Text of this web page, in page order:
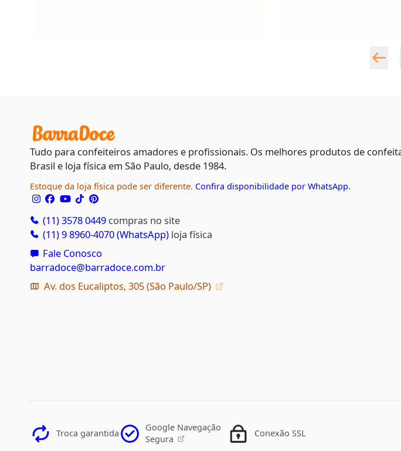
Tudo para confeiteiros amadores e profissionais. Os melhores produtos de
Brasil e loja física em São Paulo, desde 1984.
Estoque da loja física pode ser diferente. Confira disponibilidade por WhatsApp.
(11) 3578 0449 compras no site
(11) 9 8960-4070 (WhatsApp) loja física
Fale Conosco
barradoce@barradoce.com.br
Av. dos Eucaliptos, 305 (São Paulo/SP)
Troca garantida
Google Navegação
Segura
Conexão SSL